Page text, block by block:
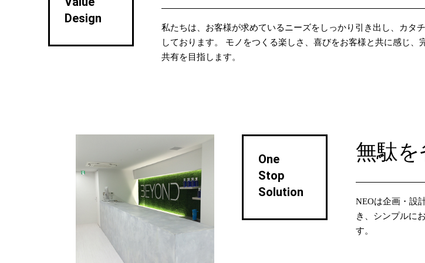
Design
私たちは、お客様が求めているニーズをしっかり引き出し、カタ
しております。 モノをつくる楽しさ、喜びをお客様と共に感じ、
共有を目指します。
One
Stop
Solution
無駄
NEOは企画・設
き、シンプルに
す。